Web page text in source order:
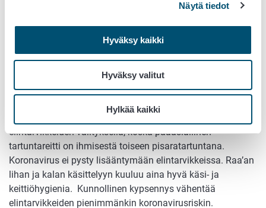
Näytä tiedot
Hyväksy kaikki
Hyväksy valitut
Hylkää kaikki
siihen on aihetta. Toimintaa koskee pääsääntöisesti samat
Tietoa elintarvikkeiden käsittelystä ja elintarvikkeista
annettavista tiedoista
Tarttuuko COVID-19 raa’an lihan tai
kalan välityksellä?
On epätodennäköistä, että COVID-19 tarttuu
elintarvikkeiden välityksellä, koska pääasiallinen
tartuntareitti on ihmisestä toiseen pisaratartuntana.
Koronavirus ei pysty lisääntymään elintarvikkeissa. Raa’an
lihan ja kalan käsittelyyn kuuluu aina hyvä käsi- ja
keittiöhygienia. Kunnollinen kypsennys vähentää
elintarvikkeiden pienimmänkin koronavirusriskin.